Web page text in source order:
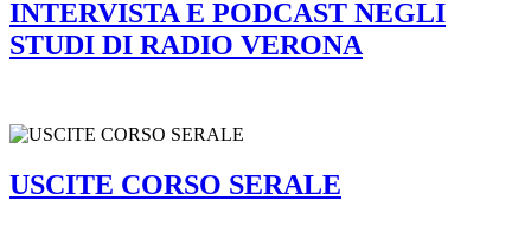
INTERVISTA E PODCAST NEGLI
STUDI DI RADIO VERONA
USCITE CORSO SERALE